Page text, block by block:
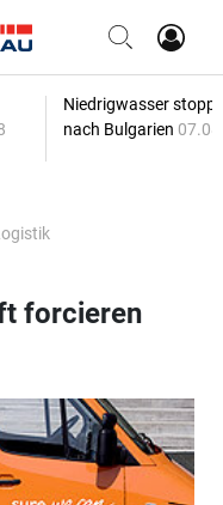
Niedrigwasser
nach Bulgarien
forcieren